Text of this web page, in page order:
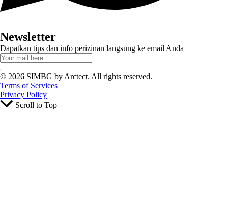
Newsletter
Dapatkan tips dan info perizinan langsung ke email Anda
© 2026 SIMBG by Arctect. All rights reserved.
Terms of Services
Privacy Policy
Scroll to Top